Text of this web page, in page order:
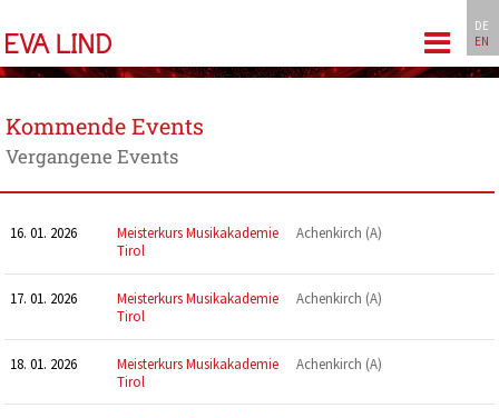
DE
EN
Kommende Events
Vergangene Events
16. 01. 2026
Meisterkurs Musikakademie
Tirol
Achenkirch (A)
17. 01. 2026
Meisterkurs Musikakademie
Tirol
Achenkirch (A)
18. 01. 2026
Meisterkurs Musikakademie
Tirol
Achenkirch (A)